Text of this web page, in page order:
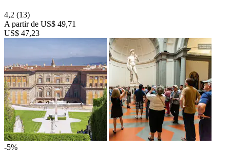
4,2 (13)
A partir de US$ 49,71
US$ 47,23
-5%